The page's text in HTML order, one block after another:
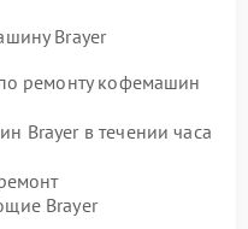
Brayer
ремонту кофемашин
Brayer в течении часа
Brayer